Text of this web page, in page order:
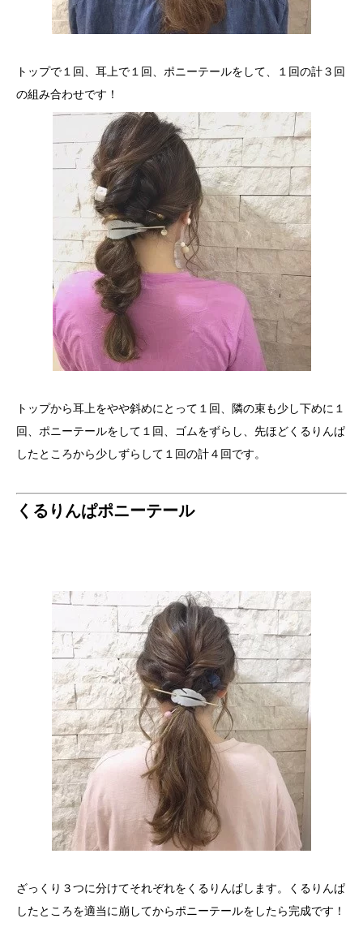
トップで１回、耳上で１回、ポニーテールをして、１回の計３回
の組み合わせです！
トップから耳上をやや斜めにとって１回、隣の束も少し下めに１
回、ポニーテールをして１回、ゴムをずらし、先ほどくるりんぱ
したところから少しずらして１回の計４回です。
くるりんぱポニーテール
ざっくり３つに分けてそれぞれをくるりんぱします。くるりんぱ
したところを適当に崩してからポニーテールをしたら完成です！